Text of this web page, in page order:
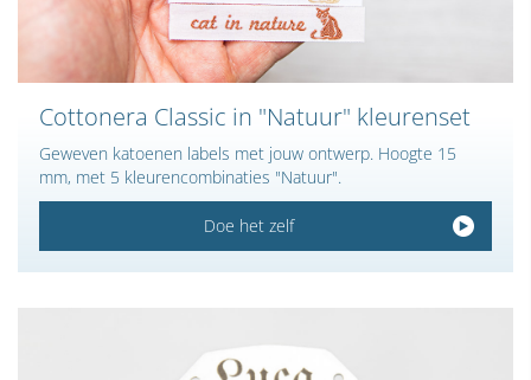
Cottonera Classic in "Natuur" kleurenset
Geweven katoenen labels met jouw ontwerp. Hoogte 15
mm, met 5 kleurencombinaties "Natuur".
Doe het zelf